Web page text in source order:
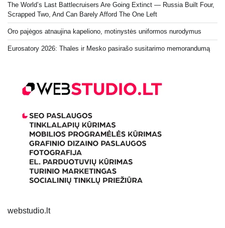
The World’s Last Battlecruisers Are Going Extinct — Russia Built Four,
Scrapped Two, And Can Barely Afford The One Left
Oro pajėgos atnaujina kapeliono, motinystės uniformos nurodymus
Eurosatory 2026: Thales ir Mesko pasirašo susitarimo memorandumą
webstudio.lt